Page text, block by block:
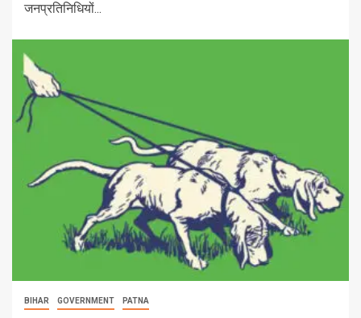
जनप्रतिनिधियों...
BIHAR GOVERNMENT PATNA